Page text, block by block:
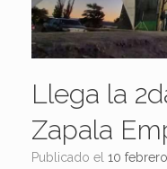
Llega la
Zapala
Publicado el 10